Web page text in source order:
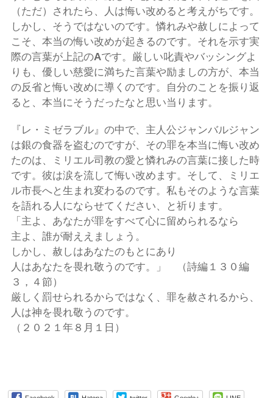
（ただ）されたら、人は悔い改めると考えがちです。
しかし、そうではないのです。憐れみや赦しによって
こそ、本当の悔い改めが起きるのです。それを示す実
際の言葉が上記のAです。厳しい叱責やバッシングよ
りも、優しい慈愛に満ちた言葉や励ましの方が、本当
の反省と悔い改めに導くのです。自分のことを振り返
ると、本当にそうだったなと思い当ります。
『レ・ミゼラブル』の中で、主人公ジャンバルジャン
は銀の食器を盗むのですが、その罪を本当に悔い改め
たのは、ミリエル司教の愛と憐れみの言葉に接した時
です。彼は涙を流して悔い改めます。そして、ミリエ
ル市長へと生まれ変わるのです。私もそのような言葉
を語れる人にならせてください、と祈ります。
「主よ、あなたが罪をすべて心に留められるなら
主よ、誰が耐ええましょう。
しかし、赦しはあなたのもとにあり
人はあなたを畏れ敬うのです。」 （詩編１３０編
３，４節）
厳しく罰せられるからではなく、罪を赦されるから、
人は神を畏れ敬うのです。
（２０２１年８月１日）